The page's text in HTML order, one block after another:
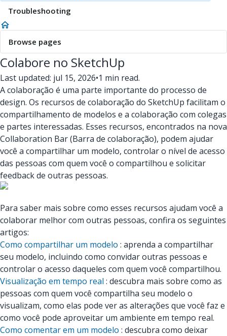
Troubleshooting
Browse pages
Colabore no SketchUp
Last updated: jul 15, 2026•1 min read.
A colaboração é uma parte importante do processo de
design. Os recursos de colaboração do SketchUp facilitam o
compartilhamento de modelos e a colaboração com colegas
e partes interessadas. Esses recursos, encontrados na nova
Collaboration Bar (Barra de colaboração), podem ajudar
você a compartilhar um modelo, controlar o nível de acesso
das pessoas com quem você o compartilhou e solicitar
feedback de outras pessoas.
Para saber mais sobre como esses recursos ajudam você a
colaborar melhor com outras pessoas, confira os seguintes
artigos:
Como compartilhar um modelo : aprenda a compartilhar
seu modelo, incluindo como convidar outras pessoas e
controlar o acesso daqueles com quem você compartilhou.
Visualização em tempo real : descubra mais sobre como as
pessoas com quem você compartilha seu modelo o
visualizam, como elas pode ver as alterações que você faz e
como você pode aproveitar um ambiente em tempo real.
Como comentar em um modelo : descubra como deixar